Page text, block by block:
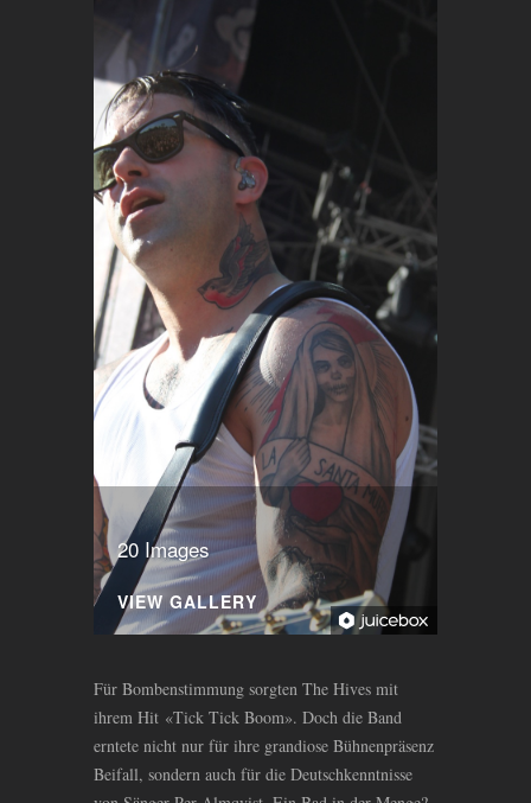
20 Images
VIEW GALLERY
Für Bombenstimmung sorgten The Hives mit
ihrem Hit «Tick Tick Boom». Doch die Band
erntete nicht nur für ihre grandiose Bühnenpräsenz
Beifall, sondern auch für die Deutschkenntnisse